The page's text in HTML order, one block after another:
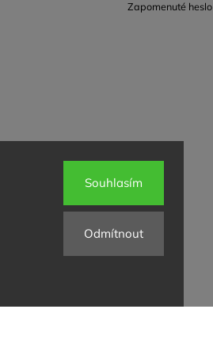
Odmítnout
Souhlasím
Zapomenuté heslo